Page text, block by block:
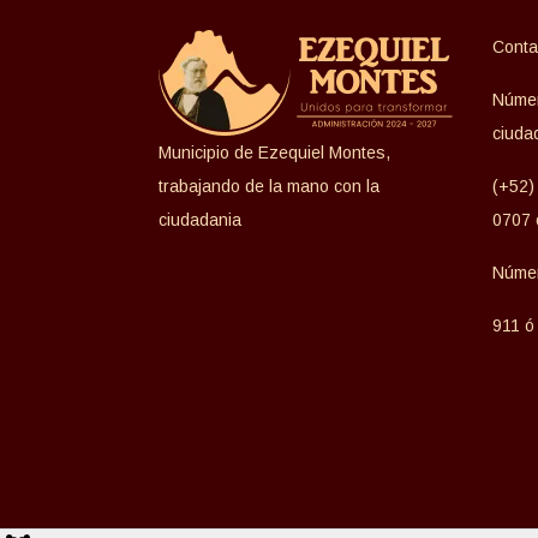
Municipio de Ezequiel Montes,
trabajando de la mano con la
ciudadania
(+52)
0707
911